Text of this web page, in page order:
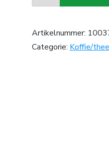
Artikelnummer:
Categorie: Koffie/